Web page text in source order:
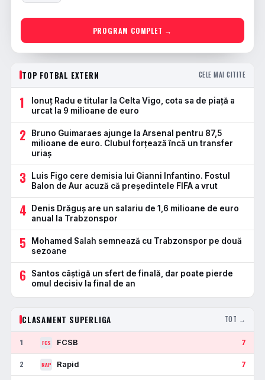
PROGRAM COMPLET →
TOP FOTBAL EXTERN CELE MAI CITITE
1
Ionuț Radu e titular la Celta Vigo, cota sa de piață a
urcat la 9 milioane de euro
2
Bruno Guimaraes ajunge la Arsenal pentru 87,5
milioane de euro. Clubul forțează încă un transfer
uriaș
3
Luis Figo cere demisia lui Gianni Infantino. Fostul
Balon de Aur acuză că președintele FIFA a vrut
4
Denis Drăguș are un salariu de 1,6 milioane de euro
anual la Trabzonspor
5
Mohamed Salah semnează cu Trabzonspor pe două
sezoane
6
Santos câștigă un sfert de finală, dar poate pierde
omul decisiv la final de an
CLASAMENT SUPERLIGA TOT →
1 FCS FCSB 7
2 RAP Rapid 7